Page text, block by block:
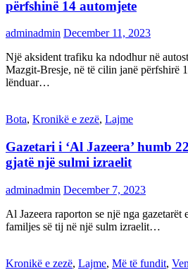
përfshinë 14 automjete
adminadmin December 11, 2023
Një aksident trafiku ka ndodhur në
Mazgit-Bresje, në të cilin janë përfshirë
lënduar…
Bota, Kronikë e zezë, Lajme
Gazetari i ‘Al Jazeera’ humb
gjatë një sulmi izraelit
adminadmin December 7, 2023
Al Jazeera raporton se një nga gazetarët
familjes së tij në një sulm izraelit…
Kronikë e zezë, Lajme, Më të fundit,